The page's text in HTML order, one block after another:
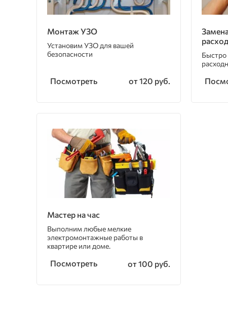
Монтаж УЗО
Установим УЗО для вашей
безопасности
Посмотреть от 120 руб.
Быстро
Мастер на час
Выполним любые мелкие
электромонтажные работы в
квартире или доме.
Посмотреть от 100 руб.